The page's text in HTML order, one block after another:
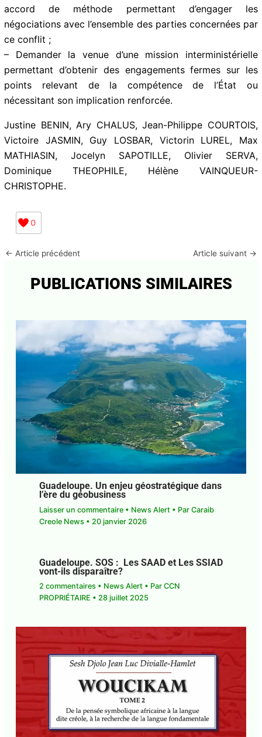
accord de méthode permettant d’engager les
négociations avec l’ensemble des parties concernées par
ce conflit ;
– Demander la venue d’une mission interministérielle
permettant d’obtenir des engagements fermes sur les
points relevant de la compétence de l’État ou
nécessitant son implication renforcée.
Justine BENIN, Ary CHALUS, Jean-Philippe COURTOIS,
Victoire JASMIN, Guy LOSBAR, Victorin LUREL, Max
MATHIASIN, Jocelyn SAPOTILLE, Olivier SERVA,
Dominique THEOPHILE, Hélène VAINQUEUR-
CHRISTOPHE.
0
← Article précédent Article suivant →
PUBLICATIONS SIMILAIRES
Guadeloupe. Un enjeu géostratégique dans
l’ère du géobusiness
Laisser un commentaire • News Alert• Par Caraib
Creole News • 20 janvier 2026
Guadeloupe. SOS : Les SAAD et Les SSIAD
vont-ils disparaître?
2 commentaires • News Alert• Par CCN
PROPRIÉTAIRE • 28 juillet 2025